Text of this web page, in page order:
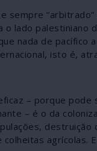
sempre
lado palestiniano
nada de
isto é,
– porque
– é o da
agrícolas.